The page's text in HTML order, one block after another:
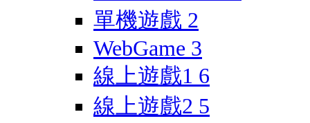
單機遊戲 2
WebGame 3
線上遊戲1 6
線上遊戲2 5